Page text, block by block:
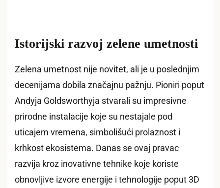
Istorijski razvoj zelene umetnosti
Zelena umetnost nije novitet, ali je u poslednjim
decenijama dobila značajnu pažnju. Pioniri poput
Andyja Goldsworthyja stvarali su impresivne
prirodne instalacije koje su nestajale pod
uticajem vremena, simbolišući prolaznost i
krhkost ekosistema. Danas se ovaj pravac
razvija kroz inovativne tehnike koje koriste
obnovljive izvore energije i tehnologije poput 3D